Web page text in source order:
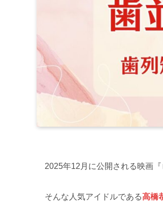
2025年12月に公開される映画
そんな人気アイドルである高橋